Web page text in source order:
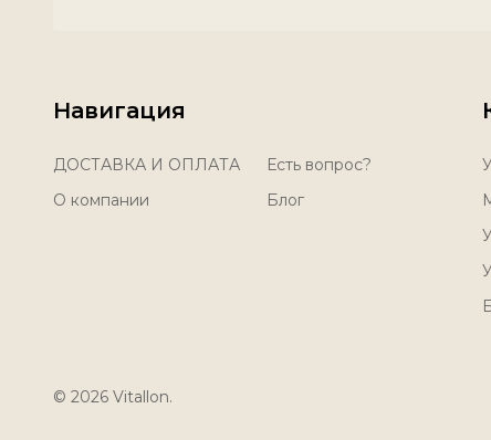
Навигация
ДОСТАВКА И ОПЛАТА
О компании
Есть вопрос?
Блог
© 2026 Vitallon.